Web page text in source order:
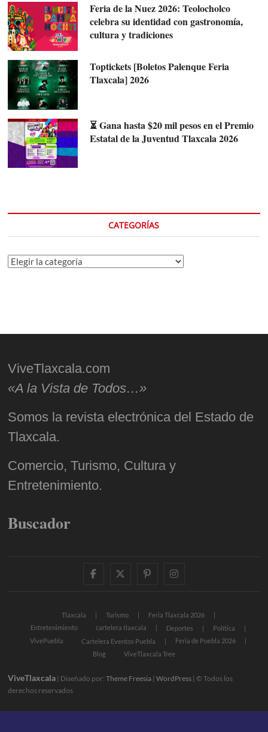
Feria de la Nuez 2026: Teolocholco
celebra su identidad con gastronomía,
cultura y tradiciones
Toptickets [Boletos Palenque Feria
Tlaxcala] 2026
⏳ Gana hasta $20 mil pesos en el Premio
Estatal de la Juventud Tlaxcala 2026
CATEGORÍAS
Categorías
ViveTlaxcala.com
«A la Vista de Todos…»
Somos la revista electrónica del Estado de
Tlaxcala.
Comercio, Turismo, Cultura y
Entretenimiento.
Buscador
facebooktwitter
pinterestinstagram
Tlaxcala Turismo
Feria Tlaxcala 2026
Entretenimiento
cartelera tlaxcala Deportes
Política
VivePuebla
Cartelera Eventos Puebla
Feria de Puebla 2026
Blog
ViveTlaxcala Tree
ViveTlaxcala | Diseñado por:Theme Freesia |WordPress | © Todos los
derechos reservados